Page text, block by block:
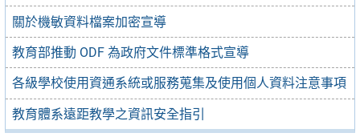
關於機敏資料檔案加密宣導
教育部推動 ODF 為政府文件標準格式宣導
各級學校使用資通系統或服務蒐集及使用個人資料注意事項
教育體系遠距教學之資訊安全指引